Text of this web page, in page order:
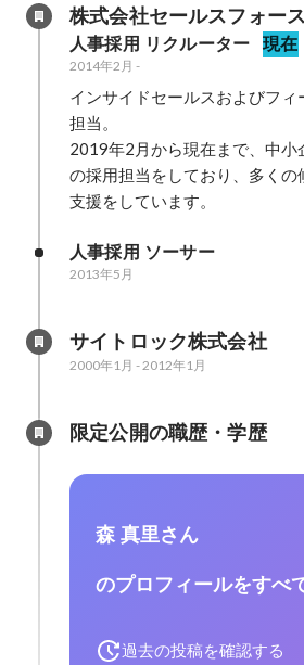
株式会社セールスフォー
人事採用 リクルーター 現在
2014年2月 -
インサイドセールスおよびフ
担当。
2019年2月から現在まで、中小
の採用担当をしており、多く
支援をしています。
人事採用 ソーサー
2013年5月
サイトロック株式会社
2000年1月 - 2012年1月
限定公開の職歴・学歴
森 真里さん
のプロフィールをすべ
過去の投稿を確認する